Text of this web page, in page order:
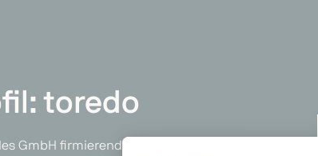
toredo
GmbH firmierend, ist auf den Handel mit